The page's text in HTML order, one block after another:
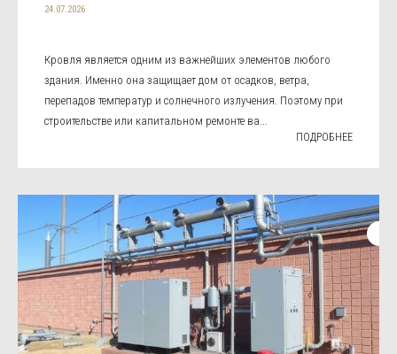
24.07.2026
Кровля является одним из важнейших элементов любого
здания. Именно она защищает дом от осадков, ветра,
перепадов температур и солнечного излучения. Поэтому при
строительстве или капитальном ремонте ва...
ПОДРОБНЕЕ